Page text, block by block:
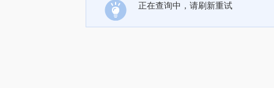
正在查询中，请刷新重试